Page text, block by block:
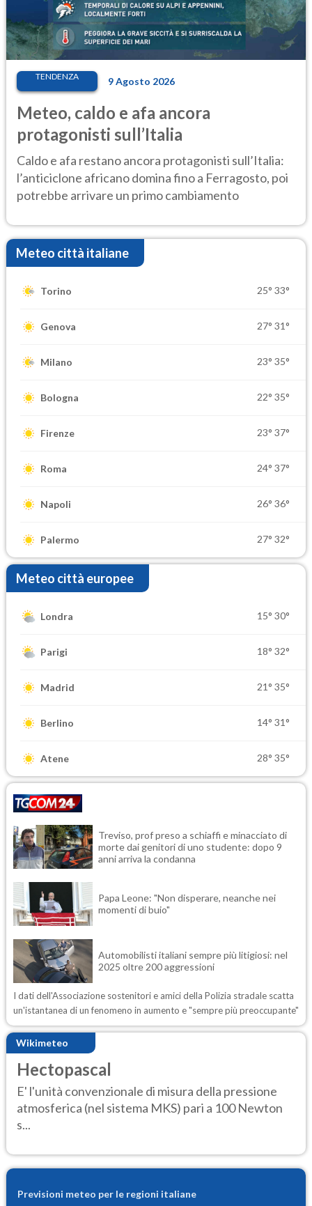
TENDENZA 9 Agosto 2026
Meteo, caldo e afa ancora
protagonisti sull’Italia
Caldo e afa restano ancora protagonisti sull’Italia:
l’anticiclone africano domina fino a Ferragosto, poi
potrebbe arrivare un primo cambiamento
Meteo città italiane
Torino 25° 33°
Genova 27° 31°
Milano 23° 35°
Bologna 22° 35°
Firenze 23° 37°
Roma 24° 37°
Napoli 26° 36°
Palermo 27° 32°
Meteo città europee
Londra 15° 30°
Parigi 18° 32°
Madrid 21° 35°
Berlino 14° 31°
Atene 28° 35°
Treviso, prof preso a schiaffi e minacciato di
morte dai genitori di uno studente: dopo 9
anni arriva la condanna
Papa Leone: "Non disperare, neanche nei
momenti di buio"
Automobilisti italiani sempre più litigiosi: nel
2025 oltre 200 aggressioni
I dati dell'Associazione sostenitori e amici della Polizia stradale scatta
un'istantanea di un fenomeno in aumento e "sempre più preoccupante"
Wikimeteo
Hectopascal
E' l'unità convenzionale di misura della pressione
atmosferica (nel sistema MKS) pari a 100 Newton
s...
Previsioni meteo per le regioni italiane